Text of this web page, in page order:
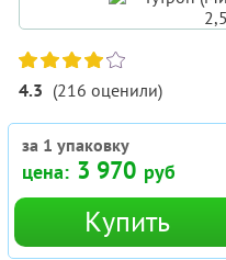
4.3 (216 оценили)
за 1 упаковку
цена: 3 970 руб
Купить